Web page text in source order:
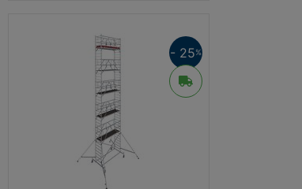
480 kg, resp. 600 kg
stavitelná kola Ø 200 mm
sestavy
hliníkové pojezdové traverzy
lešení Stabilo 500
- 25%